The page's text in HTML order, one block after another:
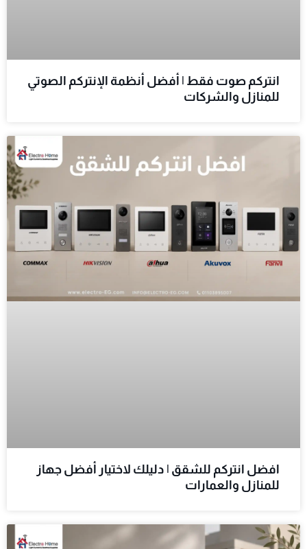
انتركم صوت فقط | أفضل أنظمة الإنتركم الصوتي
للمنازل والشركات
افضل انتركم للشقق | دليلك لاختيار أفضل جهاز
للمنازل والعمارات